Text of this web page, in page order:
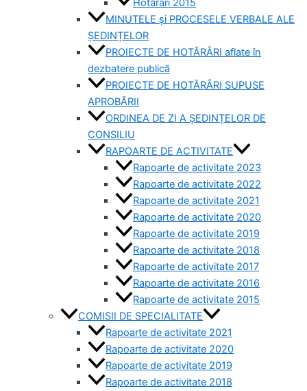
MINUTELE și PROCESELE VERBALE ALE
ȘEDINȚELOR
PROIECTE DE HOTĂRÂRI aflate în
dezbatere publică
PROIECTE DE HOTĂRÂRI SUPUSE
APROBĂRII
ORDINEA DE ZI A ȘEDINȚELOR DE
CONSILIU
RAPOARTE DE ACTIVITATE
Rapoarte de activitate 2023
Rapoarte de activitate 2022
Rapoarte de activitate 2021
Rapoarte de activitate 2020
Rapoarte de activitate 2019
Rapoarte de activitate 2018
Rapoarte de activitate 2017
Rapoarte de activitate 2016
Rapoarte de activitate 2015
COMISII DE SPECIALITATE
Rapoarte de activitate 2021
Rapoarte de activitate 2020
Rapoarte de activitate 2019
Rapoarte de activitate 2018